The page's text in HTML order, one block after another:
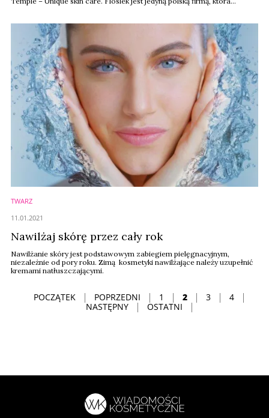
TWARZ
Nawilżaj skórę przez cały rok
Nawilżanie skóry jest podstawowym zabiegiem pielęgnacyjnym,
niezależnie od pory roku. Zimą kosmetyki nawilżające należy uzupełnić
kremami natłuszczającymi.
11.01.2021
POCZĄTEK POPRZEDNI 1 2 3
4
NASTĘPNY
OSTATNI